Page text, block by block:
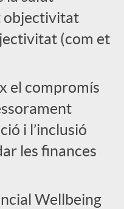
objectivitat
(com et
el compromís
i l’inclusió
les finances
Wellbeing